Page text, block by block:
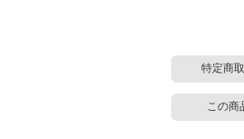
特定商
この商